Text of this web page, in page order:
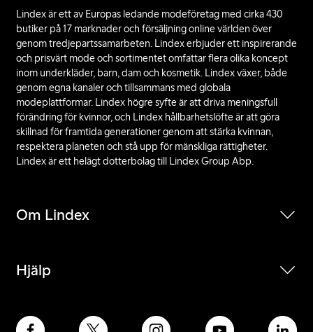
Lindex är ett av Europas ledande modeföretag med cirka 430
butiker på 17 marknader och försäljning online världen över
genom tredjepartssamarbeten. Lindex erbjuder ett inspirerande
och prisvärt mode och sortimentet omfattar flera olika koncept
inom underkläder, barn, dam och kosmetik. Lindex växer, både
genom egna kanaler och tillsammans med globala
modeplattformar. Lindex högre syfte är att driva meningsfull
förändring för kvinnor, och Lindex hållbarhetslöfte är att göra
skillnad för framtida generationer genom att stärka kvinnan,
respektera planeten och stå upp för mänskliga rättigheter.
Lindex är ett helägt dotterbolag till Lindex Group Abp.
Om Lindex
Hjälp